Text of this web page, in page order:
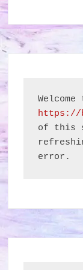
https://
of this
error.